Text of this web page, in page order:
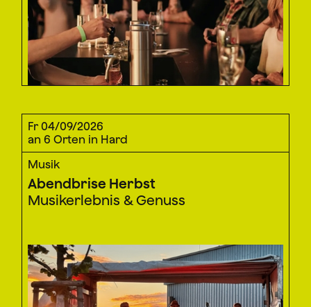
Fr 04/09/2026
an 6 Orten in Hard
Musik
Abendbrise Herbst
Musikerlebnis & Genuss